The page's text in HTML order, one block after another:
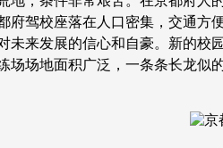
府驾校座落在人口密集，交通
来发展的信心和自豪。新的
场地面积广泛，一条条长龙